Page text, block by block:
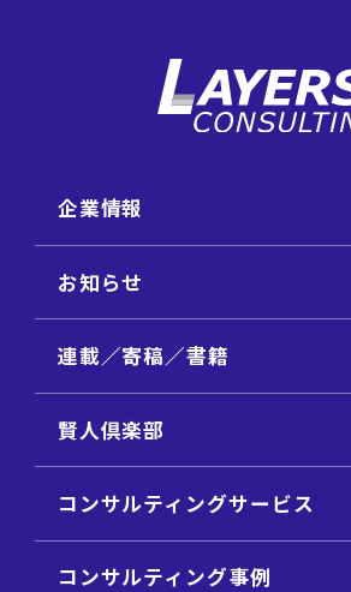
企業情報
お知らせ
連載／寄稿／書籍
賢人倶楽部
コンサルティングサービス
コンサルティング事例